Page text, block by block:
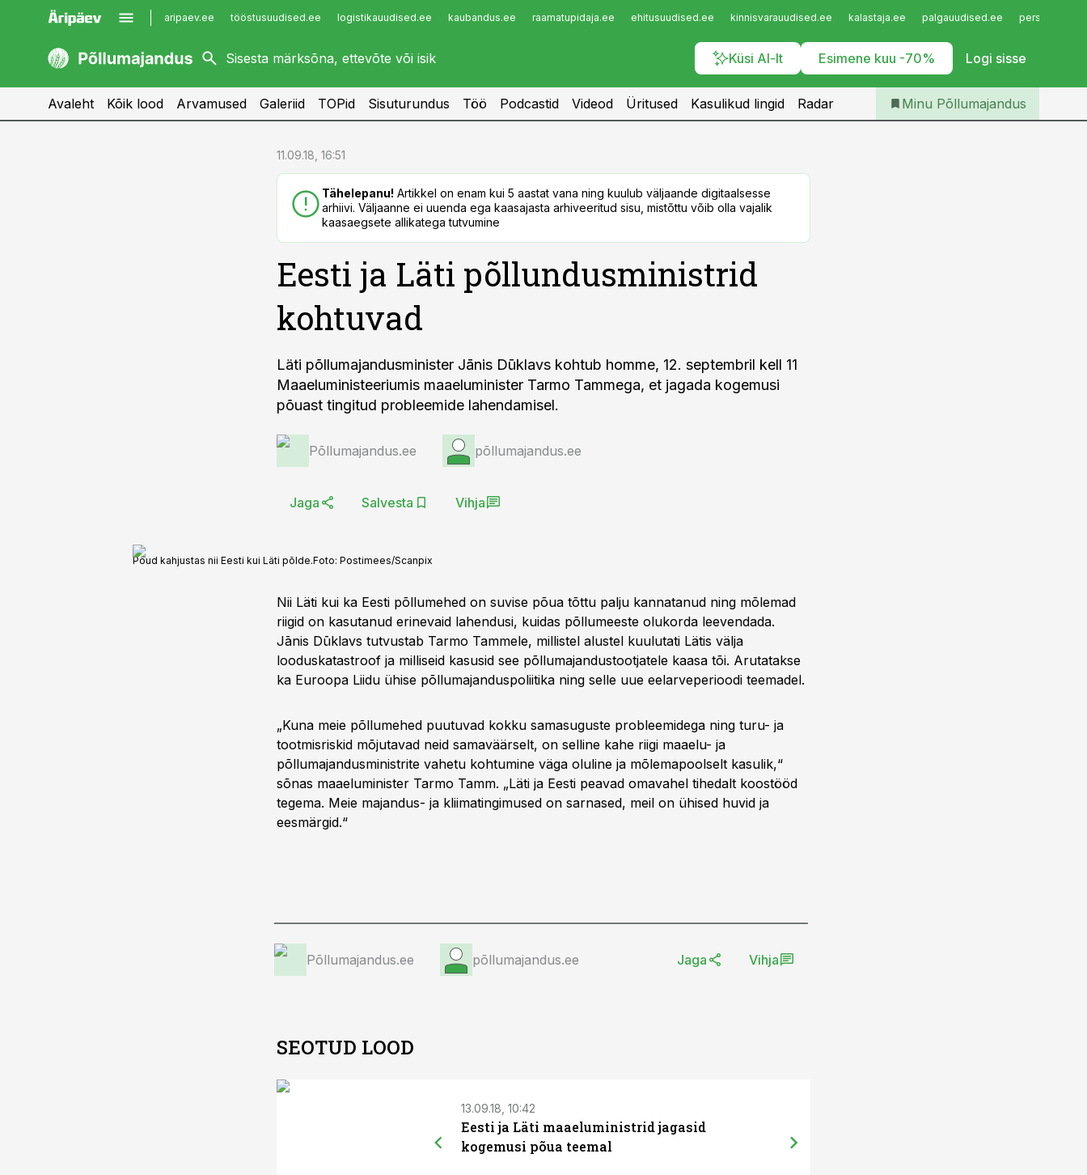
aripaev.ee tööstusuudised.ee logistikauudised.ee kaubandus.ee raamatupidaja.ee ehitusuudised.ee kinnisvarauudised.ee kalastaja.ee palgauudised.ee
Küsi AI-lt Esimene kuu -70% Logi sisse
kaubandus.ee
kinnisvarauudised.ee
imelineajalugu.ee
Infopank
Iseteenindus
Telli Põllumajandus
Avaleht Kõik lood Arvamused Galeriid TOPid Sisuturundus Töö Podcastid Videod Üritused Kasulikud lingid Radar Minu Põllumajandus
11.09.18, 16:51
Tähelepanu! Artikkel on enam kui 5 aastat vana ning kuulub väljaande digitaalsesse
arhiivi. Väljaanne ei uuenda ega kaasajasta arhiveeritud sisu, mistõttu võib olla vajalik
kaasaegsete allikatega tutvumine
Eesti ja Läti põllundusministrid
kohtuvad
Läti põllumajandusminister Jānis Dūklavs kohtub homme, 12. septembril kell 11
Maaeluministeeriumis maaeluminister Tarmo Tammega, et jagada kogemusi
põuast tingitud probleemide lahendamisel.
Põllumajandus.ee põllumajandus.ee
Jaga Salvesta Vihja
Põud kahjustas nii Eesti kui Läti põlde.Foto: Postimees/Scanpix
Nii Läti kui ka Eesti põllumehed on suvise põua tõttu palju kannatanud ning mõlemad
riigid on kasutanud erinevaid lahendusi, kuidas põllumeeste olukorda leevendada.
Jānis Dūklavs tutvustab Tarmo Tammele, millistel alustel kuulutati Lätis välja
looduskatastroof ja milliseid kasusid see põllumajandustootjatele kaasa tõi. Arutatakse
ka Euroopa Liidu ühise põllumajanduspoliitika ning selle uue eelarveperioodi teemadel.
„Kuna meie põllumehed puutuvad kokku samasuguste probleemidega ning turu- ja
tootmisriskid mõjutavad neid samaväärselt, on selline kahe riigi maaelu- ja
põllumajandusministrite vahetu kohtumine väga oluline ja mõlemapoolselt kasulik,“
sõnas maaeluminister Tarmo Tamm. „Läti ja Eesti peavad omavahel tihedalt koostööd
tegema. Meie majandus- ja kliimatingimused on sarnased, meil on ühised huvid ja
eesmärgid.“
Põllumajandus.ee põllumajandus.ee Jaga Vihja
SEOTUD LOOD
13.09.18, 10:42
Eesti ja Läti maaeluministrid jagasid
kogemusi põua teemal